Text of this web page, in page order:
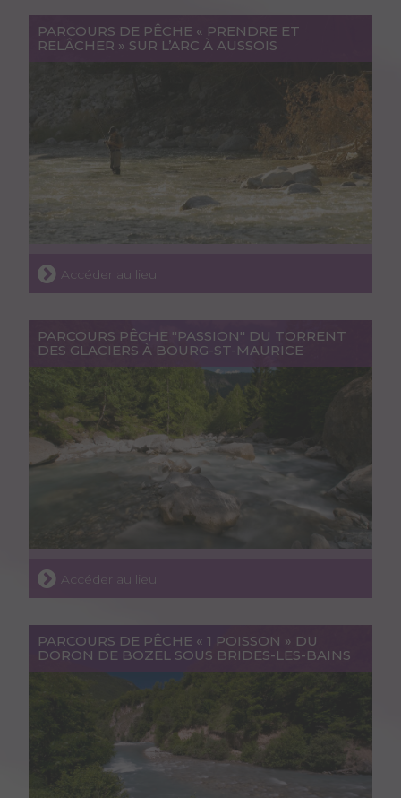
PARCOURS DE PÊCHE « PRENDRE ET
RELÂCHER » SUR L’ARC À AUSSOIS
Accéder au lieu
PARCOURS PÊCHE "PASSION" DU TORRENT
DES GLACIERS À BOURG-ST-MAURICE
Accéder au lieu
PARCOURS DE PÊCHE « 1 POISSON » DU
DORON DE BOZEL SOUS BRIDES-LES-BAINS